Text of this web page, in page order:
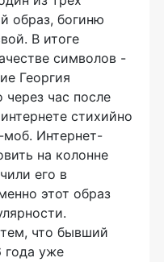
образ, богиню
В итоге
символов -
Георгия
час после
стихийно
Интернет-
на колонне
его в
этот образ
что бывший
года уже